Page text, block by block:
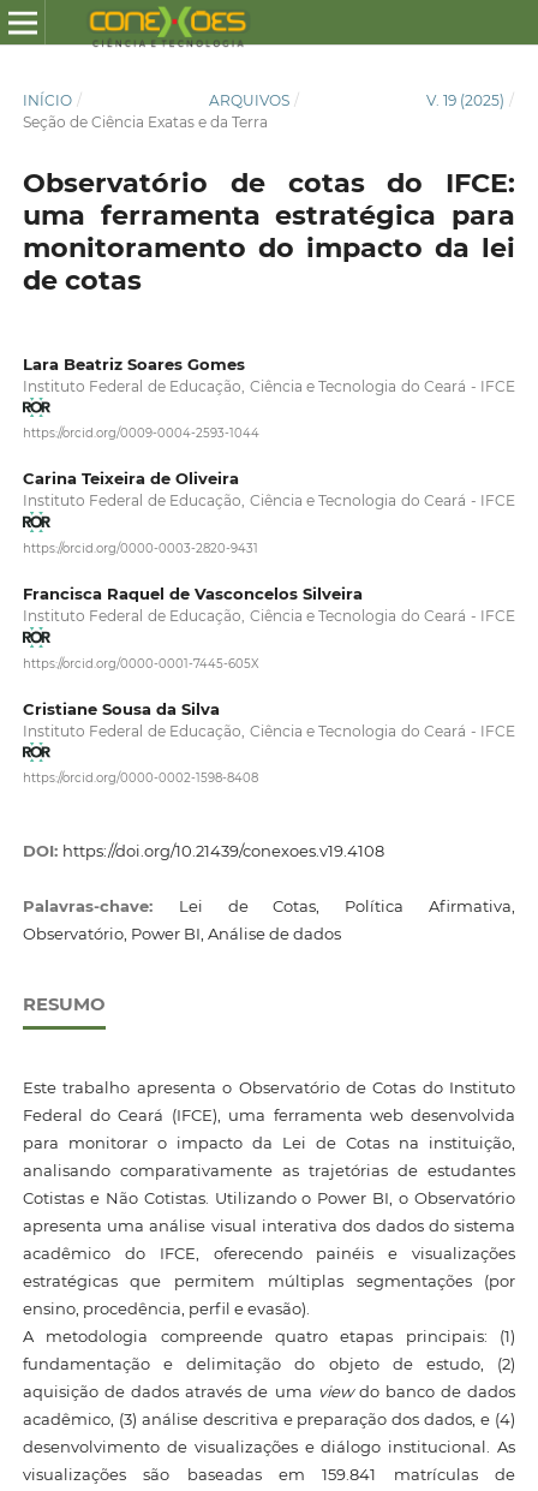
INÍCIO / ARQUIVOS / V. 19 (2025) /
Seção de Ciência Exatas e da Terra
Observatório de cotas do IFCE:
uma ferramenta estratégica para
monitoramento do impacto da lei
de cotas
Lara Beatriz Soares Gomes
Instituto Federal de Educação, Ciência e Tecnologia do Ceará - IFCE
https://orcid.org/0009-0004-2593-1044
Carina Teixeira de Oliveira
Instituto Federal de Educação, Ciência e Tecnologia do Ceará - IFCE
https://orcid.org/0000-0003-2820-9431
Francisca Raquel de Vasconcelos Silveira
Instituto Federal de Educação, Ciência e Tecnologia do Ceará - IFCE
https://orcid.org/0000-0001-7445-605X
Cristiane Sousa da Silva
Instituto Federal de Educação, Ciência e Tecnologia do Ceará - IFCE
https://orcid.org/0000-0002-1598-8408
DOI: https://doi.org/10.21439/conexoes.v19.4108
Palavras-chave: Lei de Cotas, Política Afirmativa,
Observatório, Power BI, Análise de dados
RESUMO
Este trabalho apresenta o Observatório de Cotas do Instituto
Federal do Ceará (IFCE), uma ferramenta web desenvolvida
para monitorar o impacto da Lei de Cotas na instituição,
analisando comparativamente as trajetórias de estudantes
Cotistas e Não Cotistas. Utilizando o Power BI, o Observatório
apresenta uma análise visual interativa dos dados do sistema
acadêmico do IFCE, oferecendo painéis e visualizações
estratégicas que permitem múltiplas segmentações (por
ensino, procedência, perfil e evasão).
A metodologia compreende quatro etapas principais: (1)
fundamentação e delimitação do objeto de estudo, (2)
aquisição de dados através de uma viewdo banco de dados
acadêmico, (3) análise descritiva e preparação dos dados, e (4)
desenvolvimento de visualizações e diálogo institucional. As
visualizações são baseadas em 159.841 matrículas de